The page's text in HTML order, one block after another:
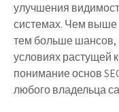
улучшения
системах. Чем выше
тем больше шансов,
условиях растущей
понимание основ
любого владельца